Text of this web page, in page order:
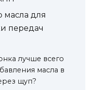
масла для
передач
лучше всего
масла в
щуп?